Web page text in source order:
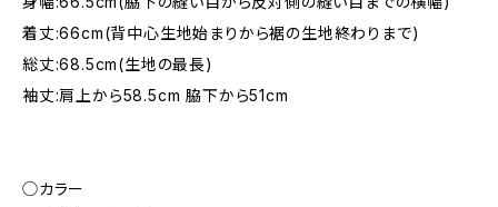
着丈:66cm(背中心生地始まりから裾の生地終わりまで)
総丈:68.5cm(生地の最長)
袖丈:肩上から58.5cm 脇下から51cm
◯カラー